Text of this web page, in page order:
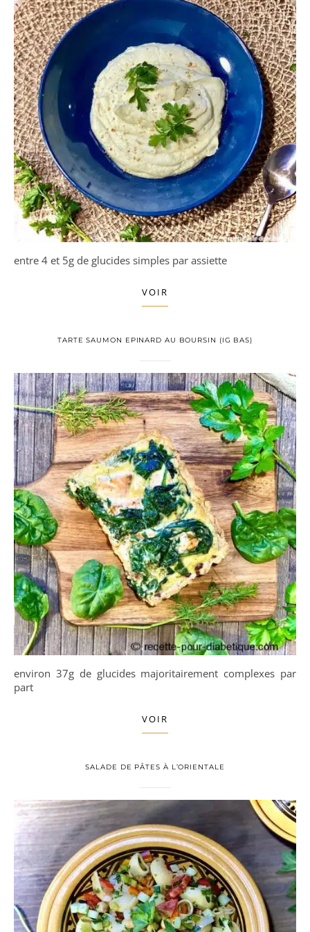
entre 4 et 5g de glucides simples par assiette
VOIR
TARTE SAUMON EPINARD AU BOURSIN (IG BAS)
environ 37g de glucides majoritairement complexes par
part
VOIR
SALADE DE PÂTES À L’ORIENTALE